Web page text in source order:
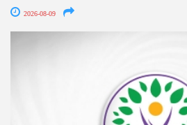
2026-08-09